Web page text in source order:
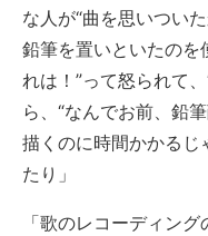
な人が“曲を思いつい
鉛筆を置いといたのを
れは！”って怒られて
ら、“なんでお前、鉛
描くのに時間かかるじ
たり」
「歌のレコーディン